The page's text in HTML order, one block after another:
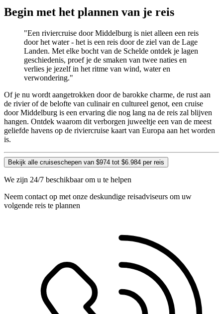
Begin met het plannen van je reis
"Een riviercruise door Middelburg is niet alleen een reis
door het water - het is een reis door de ziel van de Lage
Landen. Met elke bocht van de Schelde ontdek je lagen
geschiedenis, proef je de smaken van twee naties en
verlies je jezelf in het ritme van wind, water en
verwondering."
Of je nu wordt aangetrokken door de barokke charme, de rust aan
de rivier of de belofte van culinair en cultureel genot, een cruise
door Middelburg is een ervaring die nog lang na de reis zal blijven
hangen. Ontdek waarom dit verborgen juweeltje een van de meest
geliefde havens op de riviercruise kaart van Europa aan het worden
is.
Bekijk alle cruiseschepen van $974 tot $6.984 per reis
We zijn 24/7 beschikbaar om u te helpen
Neem contact op met onze deskundige reisadviseurs om uw
volgende reis te plannen